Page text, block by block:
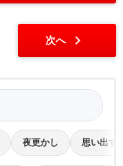
次へ chevron_right
夜更かし 思い出す